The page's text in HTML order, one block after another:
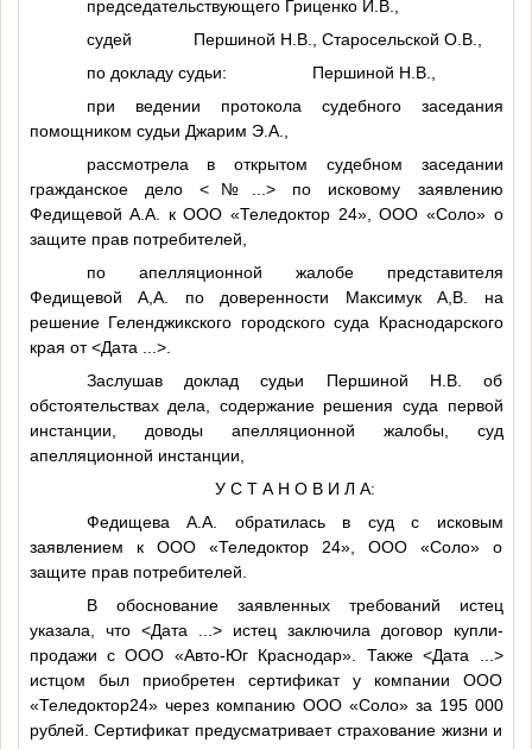
председательствующего Гриценко И.В.,
судей Першиной Н.В., Старосельской О.В.,
по докладу судьи: Першиной Н.В.,
при ведении протокола судебного заседания
помощником судьи Джарим Э.А.,
рассмотрела в открытом судебном заседании
гражданское дело<№...>по исковому заявлению
Федищевой А.А. к ООО «Теледоктор 24», ООО «Соло» о
защите прав потребителей,
по апелляционной жалобе представителя
Федищевой А,А. по доверенности Максимук А,В.
на
решение Геленджикского городского суда Краснодарского
края от<Дата ...>.
Заслушав доклад судьи Першиной Н.В. об
обстоятельствах дела, содержание решения суда первой
инстанции, доводы апелляционной жалобы, суд
апелляционной инстанции,
У С Т А Н О В И Л А:
Федищева А.А. обратилась в суд с исковым
заявлением к ООО «Теледоктор 24», ООО «Соло» о
защите прав потребителей.
В обоснование заявленных требований истец
указала, что <Дата ...>истец заключила договор купли-
продажи с ООО «Авто-Юг Краснодар». Также<Дата ...>
истцом был приобретен сертификат у компании ООО
«Теледоктор24» через компанию ООО «Соло» за 195 000
рублей. Сертификат предусматривает страхование жизни и